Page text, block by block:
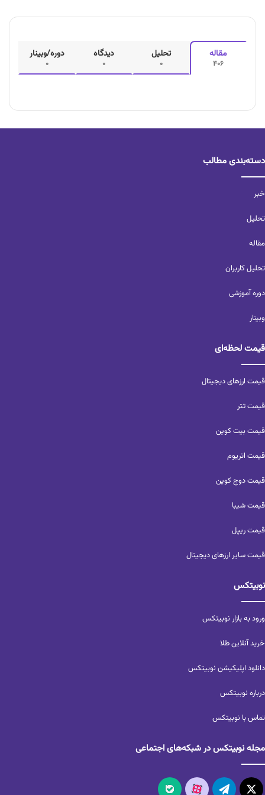
مقاله
406
تحلیل
0
دیدگاه
0
دوره/وبینار
0
دسته‌بندی مطالب
خبر
تحلیل‌
مقاله
تحلیل کاربران‌
دوره آموزشی
وبینار
قیمت لحظه‌ای
قیمت ارزهای دیجیتال
قیمت تتر
قیمت بیت کوین
قیمت اتریوم
قیمت دوج کوین
قیمت شیبا
قیمت ریپل
قیمت سایر ارزهای دیجیتال
نوبیتکس
ورود به بازار نوبیتکس
خرید آنلاین طلا
دانلود اپلیکیشن نوبیتکس
درباره نوبیتکس
تماس با نوبیتکس
مجله نوبیتکس در شبکه‌های اجتماعی
X تلگرام آپارات بله